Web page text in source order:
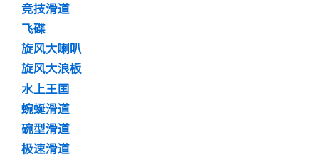
竞技滑道
飞碟
旋风大喇叭
旋风大浪板
水上王国
蜿蜒滑道
碗型滑道
极速滑道